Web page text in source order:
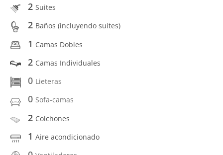
2 Suites
2 Baños (incluyendo suites)
1 Camas Dobles
2 Camas Individuales
0 Lieteras
0 Sofa-camas
2 Colchones
1 Aire acondicionado